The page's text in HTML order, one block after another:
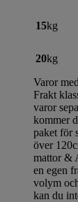
15kg
20kg
Varor
Frakt
varor
kommer
paket för
över
mattor &
en egen
volym
kan du